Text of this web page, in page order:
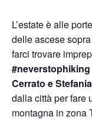
L’estate è alle
delle ascese
farci trovare
Cerrato e
dalla città per fare
montagna in zona